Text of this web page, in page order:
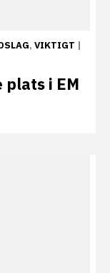
, VIKTIGT |
plats i EM